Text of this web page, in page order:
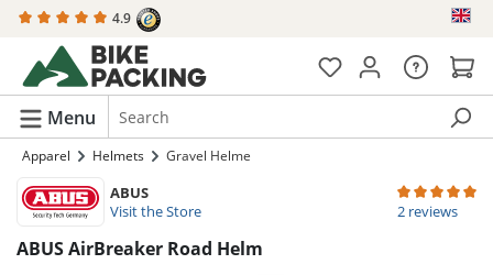
content 4.9
Menu
Apparel Helmets Gravel Helme
ABUS
Visit the Store
ABUS AirBreaker Road Helm
Average
2 reviews